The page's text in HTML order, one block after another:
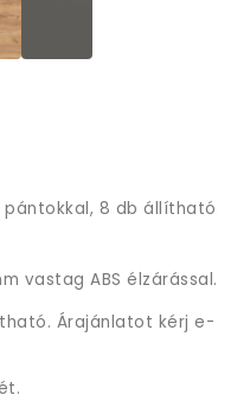
8 db állítható
vastag ABS élzárással.
Árajánlatot kérj e-